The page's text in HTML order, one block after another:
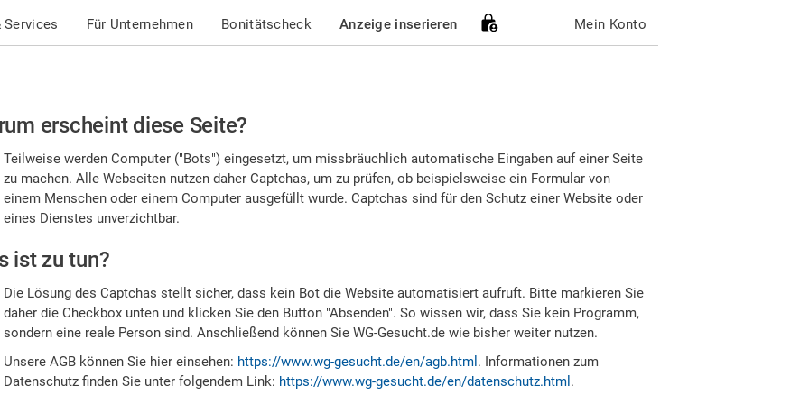
Services Für Unternehmen Bonitätscheck Anzeige inserieren Mein Konto
erscheint diese Seite?
Teilweise werden Computer ("Bots") eingesetzt, um missbräuchlich automatische Eingaben auf einer Seite
zu machen. Alle Webseiten nutzen daher Captchas, um zu prüfen, ob beispielsweise ein Formular von
einem Menschen oder einem Computer ausgefüllt wurde. Captchas sind für den Schutz einer Website oder
eines Dienstes unverzichtbar.
ist zu tun?
Die Lösung des Captchas stellt sicher, dass kein Bot die Website automatisiert aufruft. Bitte markieren Sie
daher die Checkbox unten und klicken Sie den Button "Absenden". So wissen wir, dass Sie kein Programm,
sondern eine reale Person sind. Anschließend können Sie WG-Gesucht.de wie bisher weiter nutzen.
Unsere AGB können Sie hier einsehen: https://www.wg-gesucht.de/en/agb.html . Informationen zum
Datenschutz finden Sie unter folgendem Link: https://www.wg-gesucht.de/en/datenschutz.html .